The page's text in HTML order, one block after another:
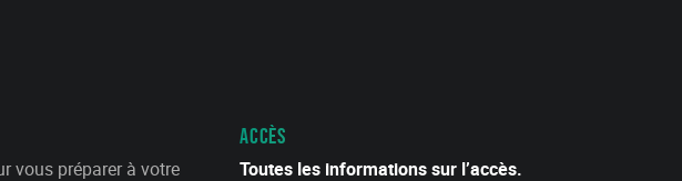
vous préparer à votre
ACCÈS
Toutes les informations sur l’accès.